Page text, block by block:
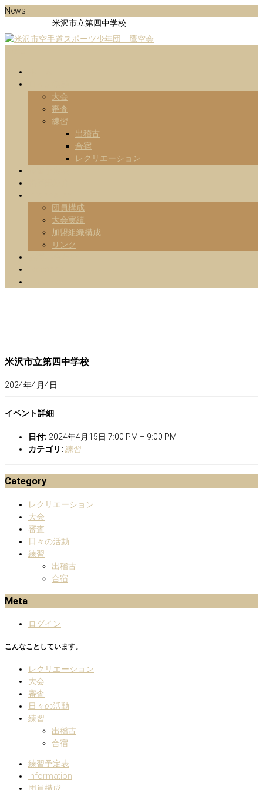
Skip
content
News
米沢市立第四中学校 |
米沢市空手道スポーツ少年団 鷹
空会
です。
大会
審査
練習
出稽古
合宿
レクリエーション
団員構成
大会実績
加盟組織構成
リンク
米沢市立第四中学校
2024年4月4日
イベント詳細
日付: 2024年4月15日 7:00 PM – 9:00 PM
カテゴリ: 練習
Category
レクリエーション
大会
審査
日々の活動
練習
出稽古
合宿
Meta
ログイン
こんなことしています。
レクリエーション
大会
審査
日々の活動
練習
出稽古
合宿
練習予定表
Information